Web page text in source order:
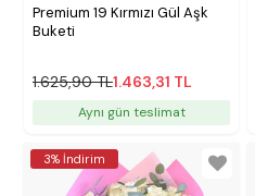
Premium 19 Kırmızı Gül Aşk
Buketi
1.625,90 TL1.463,31 TL
Aynı gün teslimat
3% İndirim